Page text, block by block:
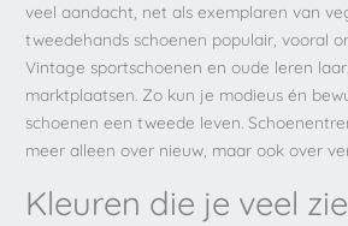
veel aandacht, net als exemplaren van
tweedehands schoenen populair, vooral
Vintage sportschoenen en oude leren
marktplaatsen. Zo kun je modieus én
schoenen een tweede leven.
meer alleen over nieuw, maar ook over
Kleuren die je veel